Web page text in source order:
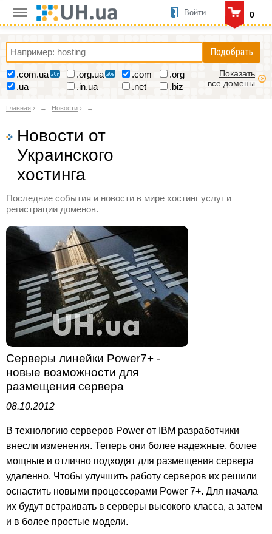
0
Войти
Подобрать
.com.ua .org.ua .com
.org
.ua
.in.ua .net .biz
Показать
все домены
Главная › Новости ›
Новости от
Украинского
хостинга
Последние события и новости в мире хостинг услуг и
регистрации доменов.
Серверы линейки Power7+ -
новые возможности для
размещения сервера
08.10.2012
В технологию серверов Power от IBM разработчики
внесли изменения. Теперь они более надежные, более
мощные и отлично подходят для размещения сервера
удаленно. Чтобы улучшить работу серверов их решили
оснастить новыми процессорами Power 7+. Для начала
их будут встраивать в серверы высокого класса, а затем
и в более простые модели.